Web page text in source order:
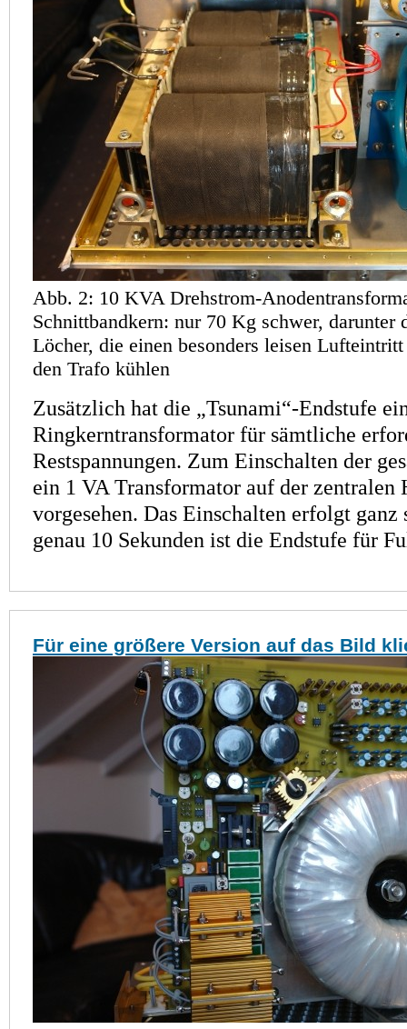
Abb. 2: 10 KVA Drehstrom-
Schnittbandkern: nur 70 Kg schwer, darunter
Löcher, die einen besonders leisen
den Trafo kühlen
Zusätzlich hat die „Tsunami“-Endstufe
Ringkerntransformator für sämtliche
Restspannungen. Zum Einschalten der
ein 1 VA Trans­formator auf der zentralen
vorgesehen. Das Einschalten erfolgt ganz
genau 10 Sekunden ist die Endstufe für
Für eine größere Version auf das Bild